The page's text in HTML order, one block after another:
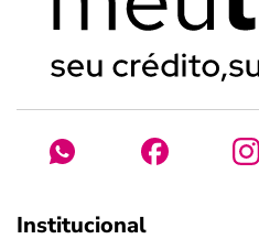
Institucional